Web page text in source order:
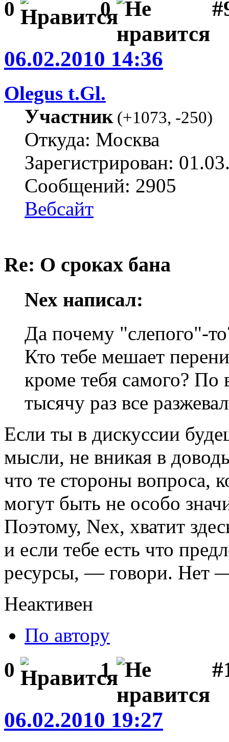
0 0
06.02.2010 14:36
Olegus t.Gl.
Участник(+1073, -250)
Откуда: Москва
Зарегистрирован:
Сообщений: 2905
Вебсайт
Re: О сроках бана
Nex написал:
Да почему "слепого"-
Кто тебе мешает
кроме тебя самого? По
тысячу раз все
Если ты в дискуссии
мысли, не вникая в
что те стороны вопроса,
могут быть не особо
Поэтому, Nex, хватит
и если тебе есть что
ресурсы, — говори. Нет
Неактивен
По автору
0 1
06.02.2010 19:27